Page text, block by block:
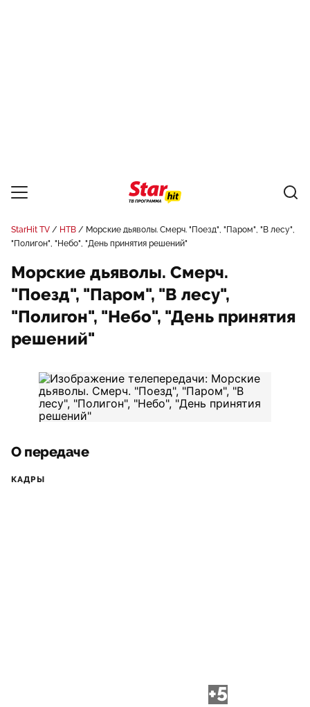
StarHit TV НТВ
Морские дьяволы. Смерч. "Поезд", "Паром", "В лесу",
"Полигон", "Небо", "День принятия решений"
Морские дьяволы. Смерч.
"Поезд", "Паром", "В лесу",
"Полигон", "Небо", "День принятия
решений"
О передаче
КАДРЫ
+5